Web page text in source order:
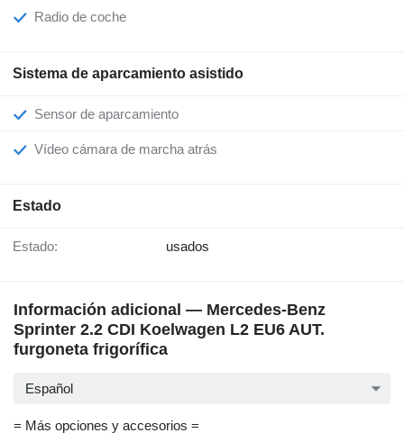
Radio de coche
Sistema de aparcamiento asistido
Sensor de aparcamiento
Vídeo cámara de marcha atrás
Estado
Estado: usados
Información adicional — Mercedes-Benz
Sprinter 2.2 CDI Koelwagen L2 EU6 AUT.
furgoneta frigorífica
Español
= Más opciones y accesorios =